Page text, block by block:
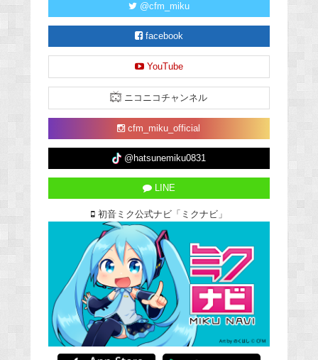
@cfm_miku
facebook
YouTube
ニコニコチャンネル
cfm_miku_official
@hatsunemiku0831
LINE
初音ミク公式ナビ「ミクナビ」